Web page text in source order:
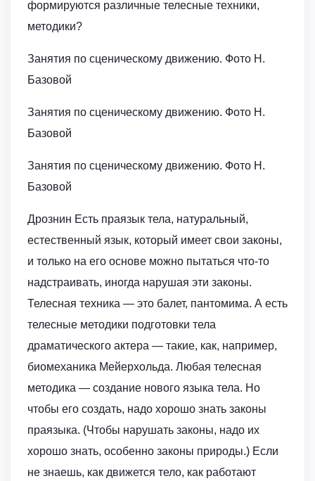
формируются различные телесные техники,
методики?
Занятия по сценическому движению. Фото Н.
Базовой
Занятия по сценическому движению. Фото Н.
Базовой
Занятия по сценическому движению. Фото Н.
Базовой
Дрознин Есть праязык тела, натуральный,
естественный язык, который имеет свои законы,
и только на его основе можно пытаться что-то
надстраивать, иногда нарушая эти законы.
Телесная техника — это балет, пантомима. А есть
телесные методики подготовки тела
драматического актера — такие, как, например,
биомеханика Мейерхольда. Любая телесная
методика — создание нового языка тела. Но
чтобы его создать, надо хорошо знать законы
праязыка. (Чтобы нарушать законы, надо их
хорошо знать, особенно законы природы.) Если
не знаешь, как движется тело, как работают